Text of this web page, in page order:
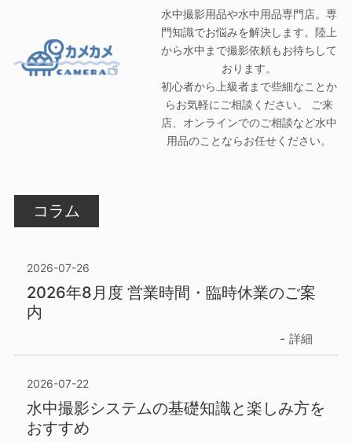
水中撮影用品や水中用品専門店。専
門知識でお悩みを解決します。陸上
から水中まで撮影依頼もお待ちして
おります。
初心者から上級者まで些細なことか
らお気軽にご相談ください。 ご来
店、オンラインでのご相談など水中
用品のことならお任せください。
コラム
2026-07-26
2026年8月度 営業時間・臨時休業のご案
内
詳細
2026-07-22
水中撮影システムの基礎知識と楽しみ方を
おすすめ